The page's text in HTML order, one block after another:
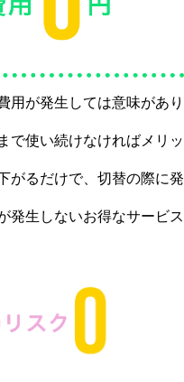
用が発生しては意味があり
で使い続けなければメリッ
がるだけで、切替の際に発
発生しないお得なサービス